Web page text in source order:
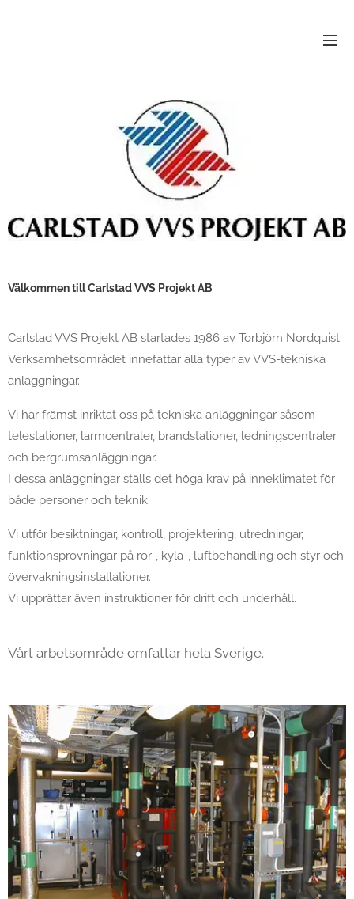
Välkommen till Carlstad VVS Projekt AB
Carlstad VVS Projekt AB startades 1986 av Torbjörn Nordquist.
Verksamhetsområdet innefattar alla typer av VVS-tekniska
anläggningar.
Vi har främst inriktat oss på tekniska anläggningar såsom
telestationer, larmcentraler, brandstationer, ledningscentraler
och bergrumsanläggningar.
I dessa anläggningar ställs det höga krav på inneklimatet för
både personer och teknik.
Vi utför besiktningar, kontroll, projektering, utredningar,
funktionsprovningar på rör-, kyla-, luftbehandling och styr och
övervakningsinstallationer.
Vi upprättar även instruktioner för drift och underhåll.
Vårt arbetsområde omfattar hela Sverige.